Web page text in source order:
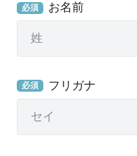
必須 お名前
必須 フリガナ